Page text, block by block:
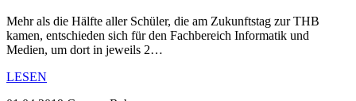
Mehr als die Hälfte aller Schüler, die am Zukunftstag zur THB
kamen, entschieden sich für den Fachbereich Informatik und
Medien, um dort in jeweils 2…
LESEN